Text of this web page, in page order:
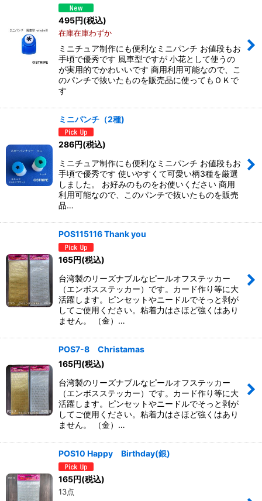
495円(税込)
在庫在庫わずか
ミニチュア制作にも便利なミニパンチ お値段もお
手頃で優秀です 風車型ですが 小花として使うの
が実用的でかわいいです 商用利用可能なので、こ
のパンチで抜いたものを販売品に使ってもＯＫで
す
ミニパンチ（2種)
286円(税込)
ミニチュア制作にも便利なミニパンチ お値段もお
手頃で優秀です 使いやすくて可愛い柄3種を厳選
しました。 お好みのものをお使いください 商用
利用可能なので、このパンチで抜いたものを販売
品…
POS115116 Thank you
165円(税込)
台湾製のリーズナブルなピールオフステッカー
（エンボスステッカー）です。カード作り等に大
活躍します。ピンセットやニードルでそっと剥が
してご使用ください。粘着力はさほど強くはあり
ません。 （金）…
POS7-8 Christamas
165円(税込)
台湾製のリーズナブルなピールオフステッカー
（エンボスステッカー）です。カード作り等に大
活躍します。ピンセットやニードルでそっと剥が
してご使用ください。粘着力はさほど強くはあり
ません。 （金）…
POS10 Happy Birthday(銀)
165円(税込)
13点